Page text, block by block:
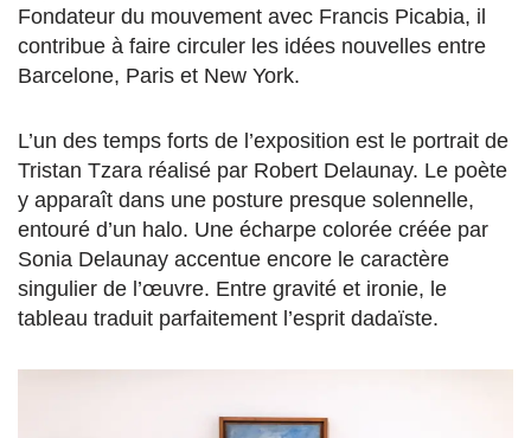
Fondateur du mouvement avec Francis Picabia, il
contribue à faire circuler les idées nouvelles entre
Barcelone, Paris et New York.
L’un des temps forts de l’exposition est le portrait de
Tristan Tzara réalisé par Robert Delaunay. Le poète
y apparaît dans une posture presque solennelle,
entouré d’un halo. Une écharpe colorée créée par
Sonia Delaunay accentue encore le caractère
singulier de l’œuvre. Entre gravité et ironie, le
tableau traduit parfaitement l’esprit dadaïste.